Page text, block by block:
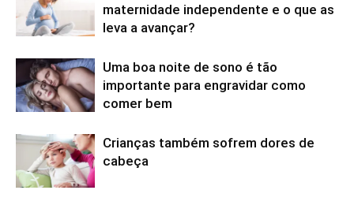
maternidade independente e o que as
leva a avançar?
Uma boa noite de sono é tão
importante para engravidar como
comer bem
Crianças também sofrem dores de
cabeça